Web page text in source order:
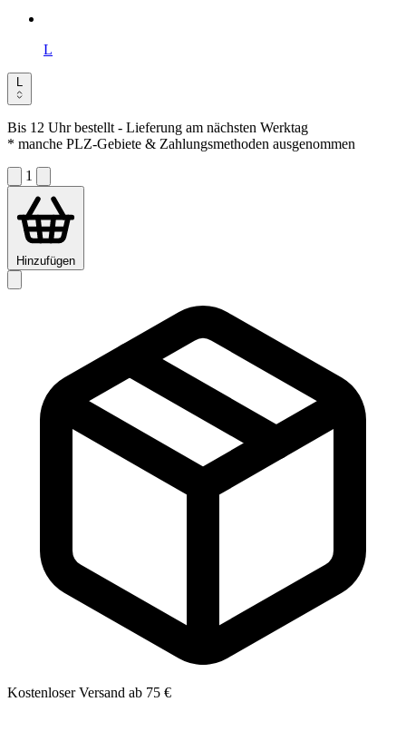
L
L
Bis 12 Uhr bestellt- Lieferung am nächsten Werktag
* manche PLZ-Gebiete & Zahlungsmethoden ausgenommen
1
Hinzufügen
Kostenloser Versand ab 75 €